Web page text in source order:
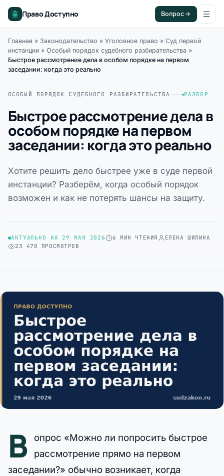
Право Доступно Вопрос
Главная » Законодательство » Уголовное право » Суд первой
инстанции » Особый порядок судебного разбирательства »
Быстрое рассмотрение дела в особом порядке на первом
заседании: когда это реально
ОСОБЫЙ ПОРЯДОК СУДЕБНОГО РАЗБИРАТЕЛЬСТВА РАЗБОР
Быстрое рассмотрение дела в
особом порядке на первом
заседании: когда это реально
Хотите решить дело быстрее уже в суде первой
инстанции? Разберём, когда особый порядок
возможен и как не потерять шансы на защиту.
АКТУАЛЬНО НА 29 МАЯ 2026 6 МИН ЧТЕНИЯ
ЕЛЕНА ШИЛИНА
23 470 ПРОСМОТРОВ
В
опрос «Можно ли попросить быстрое
рассмотрение прямо на первом
заседании?» обычно возникает, когда